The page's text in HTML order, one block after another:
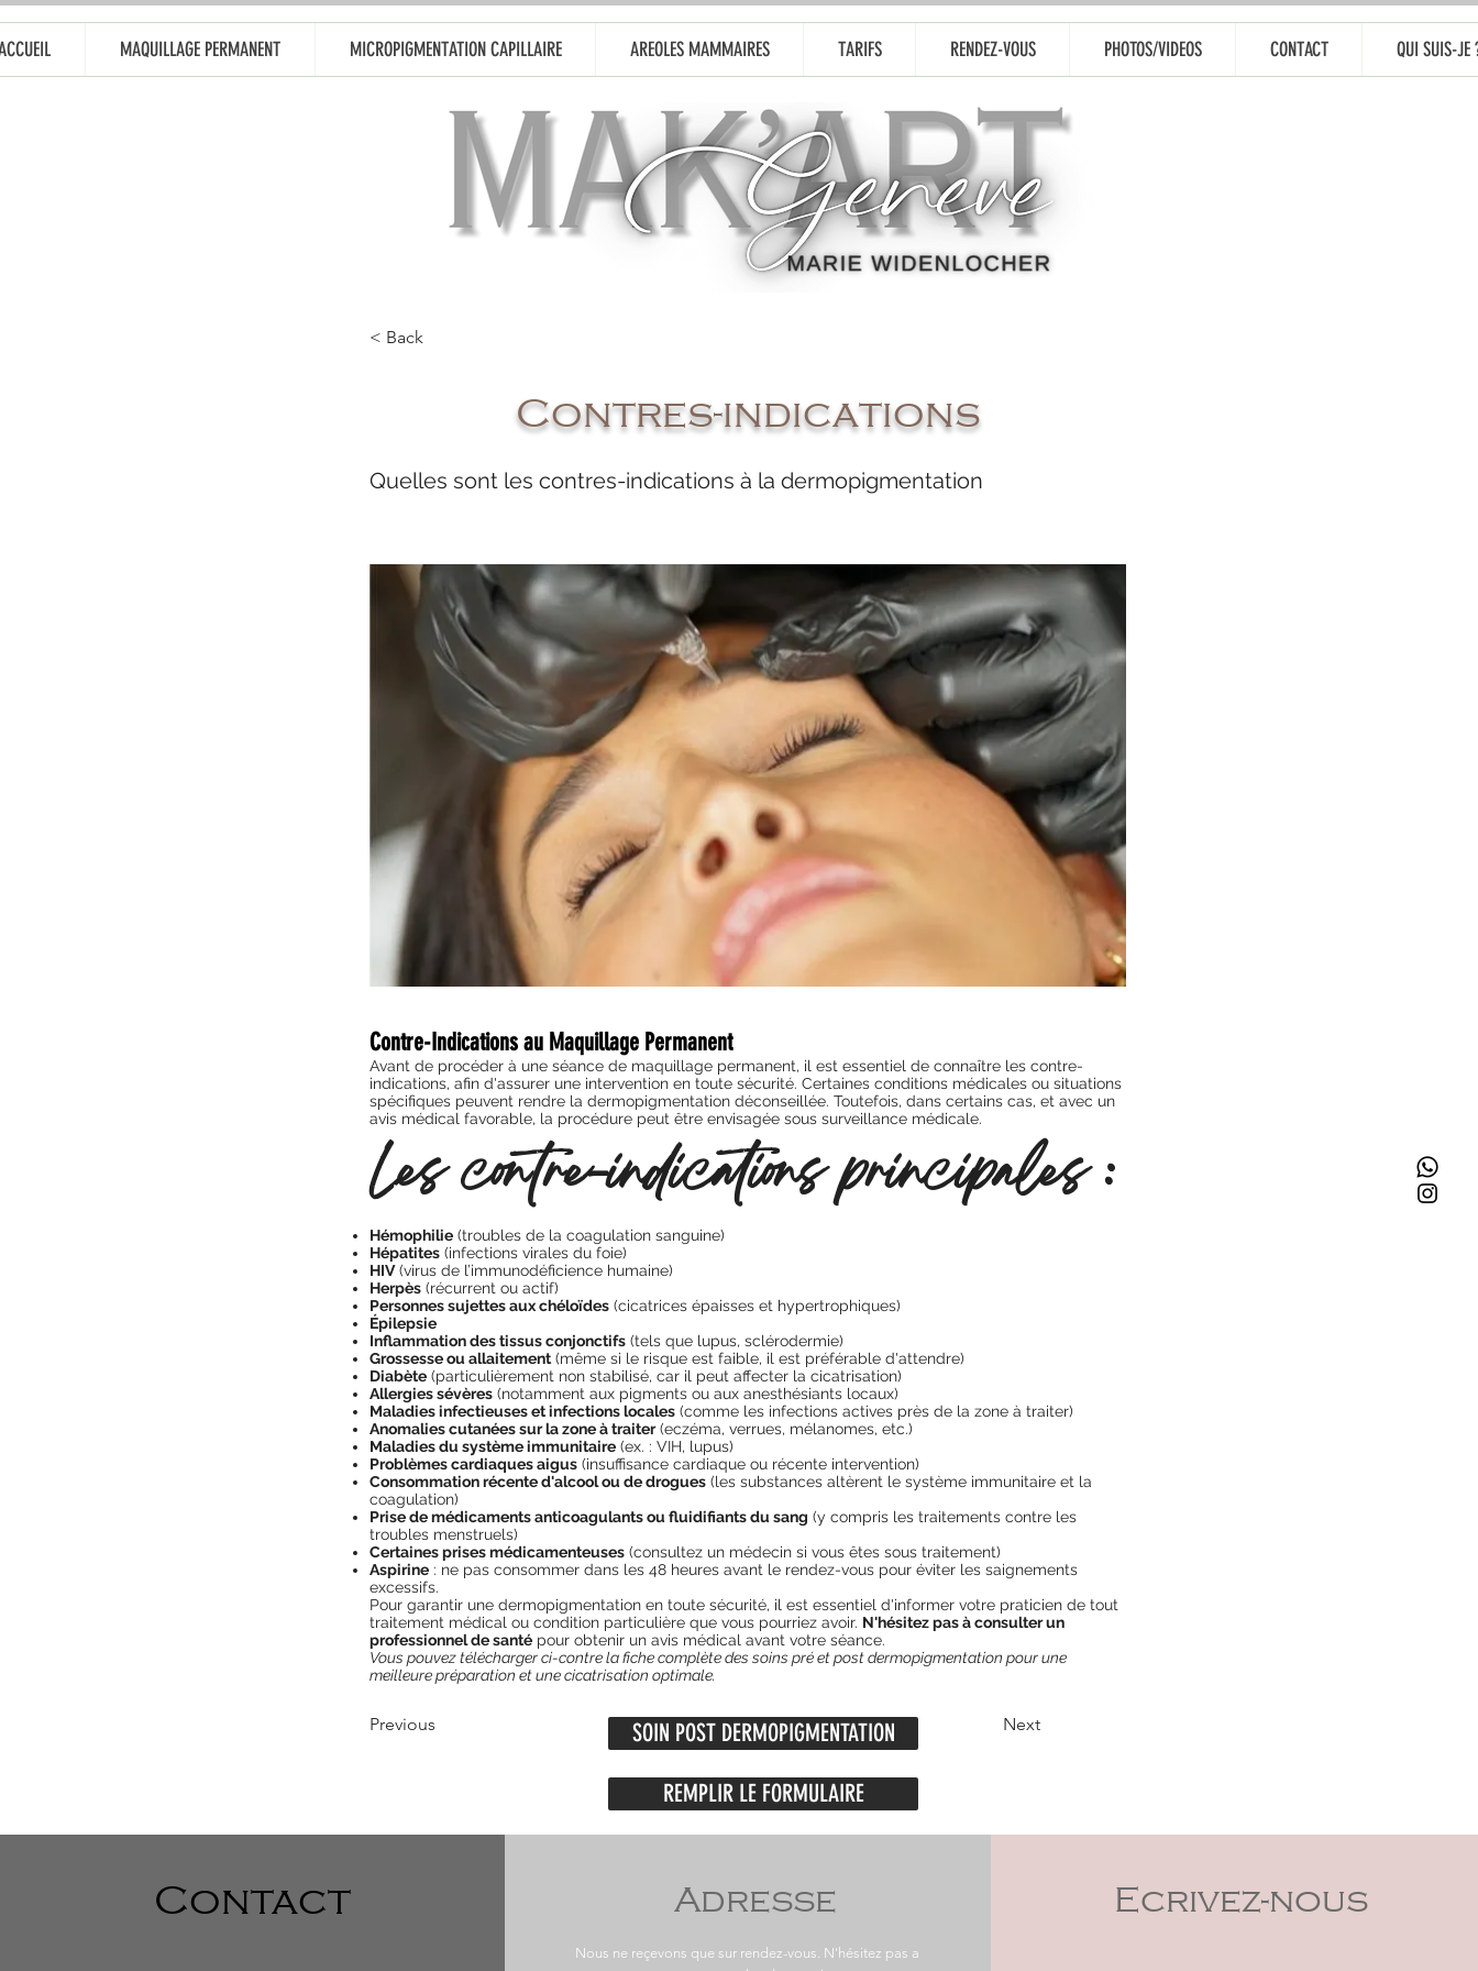
MAQUILLAGE PERMANENT MICROPIGMENTATION CAPILLAIRE AREOLES MAMMAIRES TARIFS RENDEZ-VOUS PHOTOS/VIDEOS CONTACT QUI SUIS-JE
< Back
Contres-indications
Quelles sont les contres-indications à la dermopigmentation
Contre-Indications au Maquillage Permanent
Avant de procéder à une séance de maquillage permanent, il est essentiel de connaître les contre-
indications, afin d'assurer une intervention en toute sécurité. Certaines conditions médicales ou situations
spécifiques peuvent rendre la dermopigmentation déconseillée. Toutefois, dans certains cas, et avec un
avis médical favorable, la procédure peut être envisagée sous surveillance médicale.
Les contre-indications principales :
Hémophilie (troubles de la coagulation sanguine)
Hépatites (infections virales du foie)
HIV(virus de l’immunodéficience humaine)
Herpès (récurrent ou actif)
Personnes sujettes aux chéloïdes (cicatrices épaisses et hypertrophiques)
Épilepsie
Inflammation des tissus conjonctifs (tels que lupus, sclérodermie)
Grossesse ou allaitement (même si le risque est faible, il est préférable d'attendre)
Diabète (particulièrement non stabilisé, car il peut affecter la cicatrisation)
Allergies sévères (notamment aux pigments ou aux anesthésiants locaux)
Maladies infectieuses et infections locales (comme les infections actives près de la zone à traiter)
Anomalies cutanées sur la zone à traiter(eczéma, verrues, mélanomes, etc.)
Maladies du système immunitaire (ex. : VIH, lupus)
Problèmes cardiaques aigus (insuffisance cardiaque ou récente intervention)
Consommation récente d'alcool ou de drogues (les substances altèrent le système immunitaire et la
coagulation)
Prise de médicaments anticoagulants ou fluidifiants du sang (y compris les traitements contre les
troubles menstruels)
Certaines prises médicamenteuses (consultez un médecin si vous êtes sous traitement)
Aspirine : ne pas consommer dans les 48 heures avant le rendez-vous pour éviter les saignements
excessifs.
Pour garantir une dermopigmentation en toute sécurité, il est essentiel d'informer votre praticien de tout
traitement médical ou condition particulière que vous pourriez avoir. N'hésitez pas à consulter un
professionnel de santé pour obtenir un avis médical avant votre séance.
Vous pouvez télécharger ci-contre la fiche complète des soins pré et post dermopigmentation pour une
meilleure préparation et une cicatrisation optimale.
Previous SOIN POST DERMOPIGMENTATION Next
REMPLIR LE FORMULAIRE
Contact Adresse
Nous ne reçevons que sur rendez-vous. N'hésitez pas a
Ecrivez-nous